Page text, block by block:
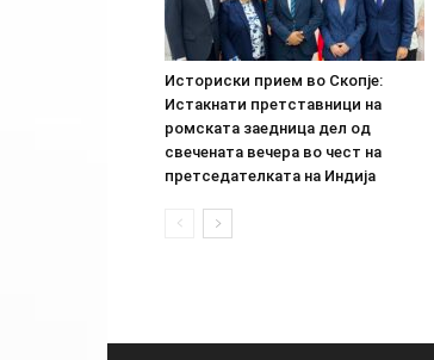
Историски прием во Скопје:
Истакнати претставници на
ромската заедница дел од
свечената вечера во чест на
претседателката на Индија